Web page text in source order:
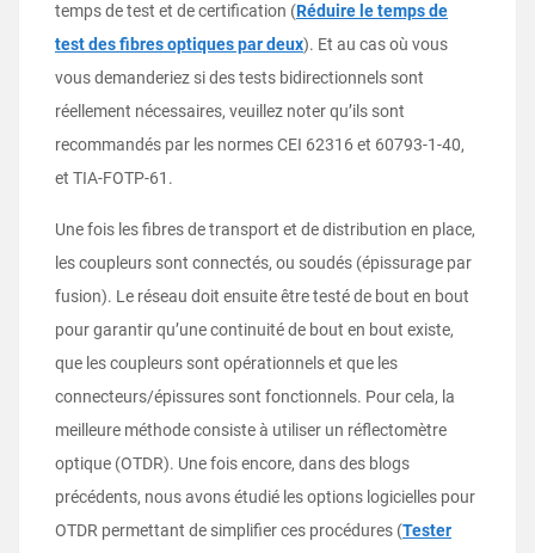
temps de test et de certification (Réduire le temps de
test des fibres optiques par deux). Et au cas où vous
vous demanderiez si des tests bidirectionnels sont
réellement nécessaires, veuillez noter qu’ils sont
recommandés par les normes CEI 62316 et 60793-1-40,
et TIA-FOTP-61.
Une fois les fibres de transport et de distribution en place,
les coupleurs sont connectés, ou soudés (épissurage par
fusion). Le réseau doit ensuite être testé de bout en bout
pour garantir qu’une continuité de bout en bout existe,
que les coupleurs sont opérationnels et que les
connecteurs/épissures sont fonctionnels. Pour cela, la
meilleure méthode consiste à utiliser un réflectomètre
optique (OTDR). Une fois encore, dans des blogs
précédents, nous avons étudié les options logicielles pour
OTDR permettant de simplifier ces procédures (Tester